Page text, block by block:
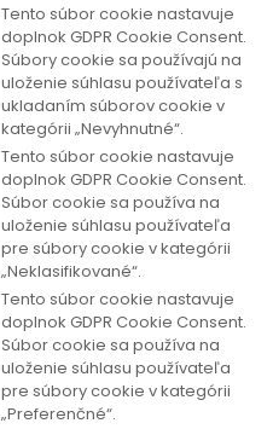
Tento súbor cookie nastavuje
doplnok GDPR Cookie Consent.
Súbory cookie sa používajú na
uloženie súhlasu používateľa s
ukladaním súborov cookie v
kategórii „Nevyhnutné“.
Tento súbor cookie nastavuje
doplnok GDPR Cookie Consent.
Súbor cookie sa používa na
uloženie súhlasu používateľa
pre súbory cookie v kategórii
„Neklasifikované“.
Tento súbor cookie nastavuje
doplnok GDPR Cookie Consent.
Súbor cookie sa používa na
uloženie súhlasu používateľa
pre súbory cookie v kategórii
„Preferenčné“.